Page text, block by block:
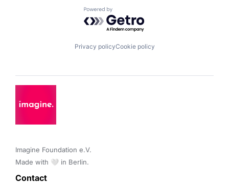
Powered by Getro.com
Privacy policyCookie policy
Imagine Foundation e.V.
Made with 🤍 in Berlin.
Contact